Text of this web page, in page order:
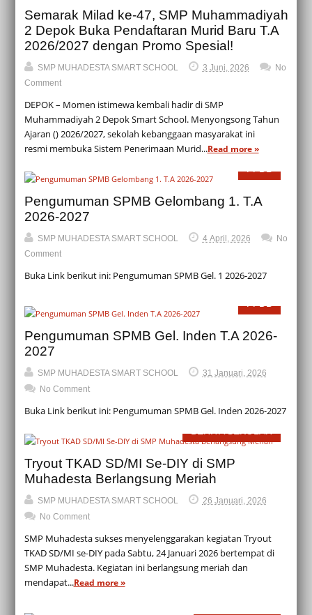
Semarak Milad ke-47, SMP Muhammadiyah
2 Depok Buka Pendaftaran Murid Baru T.A
2026/2027 dengan Promo Spesial!
SMP MUHADESTA SMART SCHOOL 3 Juni, 2026
No
Comment
DEPOK – Momen istimewa kembali hadir di SMP
Muhammadiyah 2 Depok Smart School. Menyongsong Tahun
Ajaran () 2026/2027, sekolah kebanggaan masyarakat ini
resmi membuka Sistem Penerimaan Murid...Read more »
PPDB
Pengumuman SPMB Gelombang 1. T.A
2026-2027
SMP MUHADESTA SMART SCHOOL 4 April, 2026
No
Comment
Buka Link berikut ini: Pengumuman SPMB Gel. 1 2026-2027
PPDB
Pengumuman SPMB Gel. Inden T.A 2026-
2027
SMP MUHADESTA SMART SCHOOL
31 Januari, 2026
No Comment
Buka Link berikut ini: Pengumuman SPMB Gel. Inden 2026-2027
BERITA SEKOLAH
Tryout TKAD SD/MI Se-DIY di SMP
Muhadesta Berlangsung Meriah
SMP MUHADESTA SMART SCHOOL
26 Januari, 2026
No Comment
SMP Muhadesta sukses menyelenggarakan kegiatan Tryout
TKAD SD/MI se-DIY pada Sabtu, 24 Januari 2026 bertempat di
SMP Muhadesta. Kegiatan ini berlangsung meriah dan
mendapat...Read more »